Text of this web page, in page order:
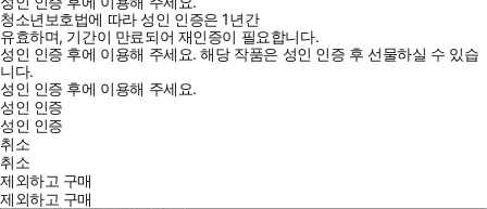
청소년보호법에 따라 성인 인증은 1년간
유효하며, 기간이 만료되어 재인증이 필요합니다.
성인 인증 후에 이용해 주세요.해당 작품은 성인 인증 후 선물하실 수 있습
니다.
성인 인증 후에 이용해 주세요.
성인 인증
성인 인증
취소
취소
제외하고 구매
제외하고 구매